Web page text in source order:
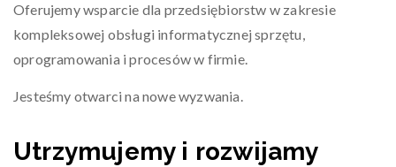
Oferujemy wsparcie dla przedsiębiorstw w zakresie
kompleksowej obsługi informatycznej sprzętu,
oprogramowania i procesów w firmie.
Jesteśmy otwarci na nowe wyzwania.
Utrzymujemy i rozwijamy